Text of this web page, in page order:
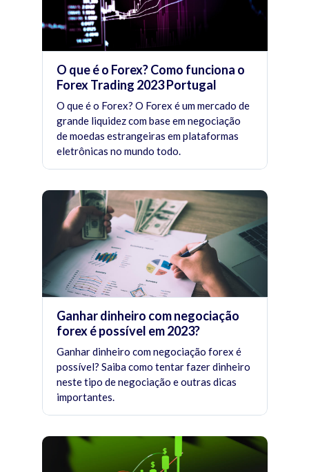
O que é o Forex? Como funciona o
Forex Trading 2023 Portugal
O que é o Forex? O Forex é um mercado de
grande liquidez com base em negociação
de moedas estrangeiras em plataformas
eletrônicas no mundo todo.
Ganhar dinheiro com negociação
forex é possível em 2023?
Ganhar dinheiro com negociação forex é
possível? Saiba como tentar fazer dinheiro
neste tipo de negociação e outras dicas
importantes.